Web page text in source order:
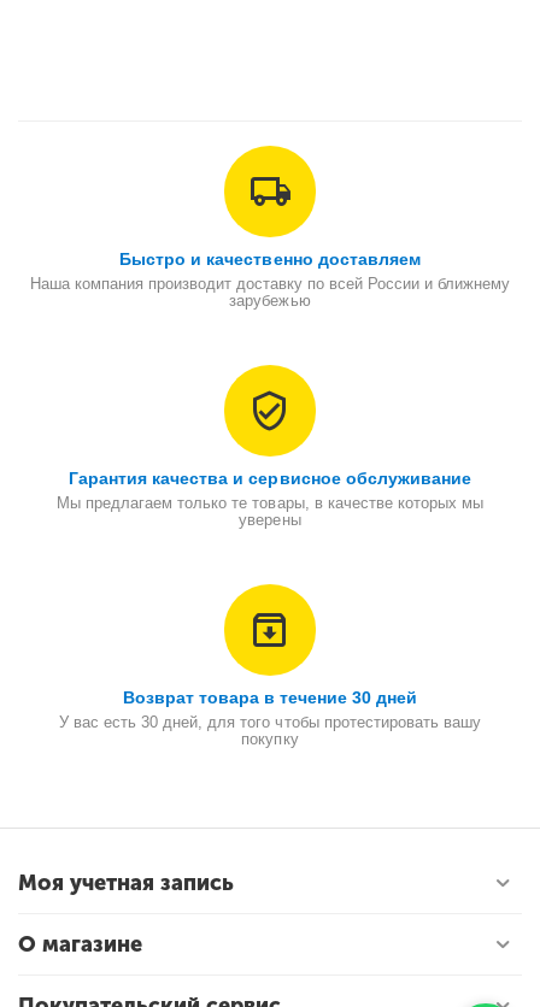
Быстро и качественно доставляем
Наша компания производит доставку по всей России и ближнему
зарубежью
Гарантия качества и сервисное обслуживание
Мы предлагаем только те товары, в качестве которых мы
уверены
Возврат товара в течение 30 дней
У вас есть 30 дней, для того чтобы протестировать вашу
покупку
Моя учетная запись
О магазине